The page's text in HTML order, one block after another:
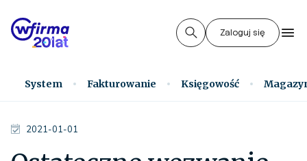
Zaloguj się
System Fakturowanie Księgowość
2021-01-01